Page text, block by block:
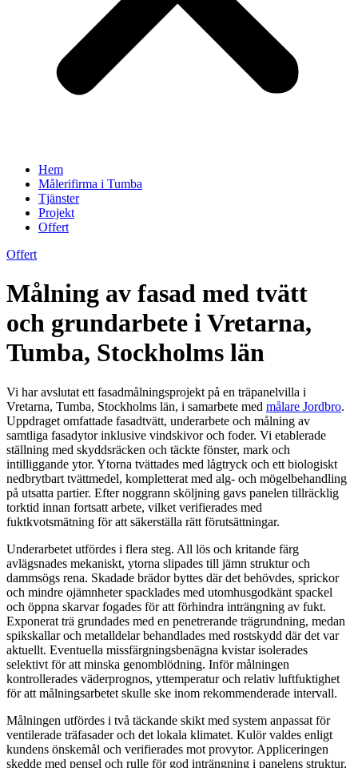
Hem
Målerifirma i Tumba
Tjänster
Projekt
Offert
Offert
Målning av fasad med tvätt
och grundarbete i Vretarna,
Tumba, Stockholms län
Vi har avslutat ett fasadmålningsprojekt på en träpanelvilla i
Vretarna, Tumba, Stockholms län, i samarbete med målare Jordbro.
Uppdraget omfattade fasadtvätt, underarbete och målning av
samtliga fasadytor inklusive vindskivor och foder. Vi etablerade
ställning med skyddsräcken och täckte fönster, mark och
intilliggande ytor. Ytorna tvättades med lågtryck och ett biologiskt
nedbrytbart tvättmedel, kompletterat med alg- och mögelbehandling
på utsatta partier. Efter noggrann sköljning gavs panelen tillräcklig
torktid innan fortsatt arbete, vilket verifierades med
fuktkvotsmätning för att säkerställa rätt förutsättningar.
Underarbetet utfördes i flera steg. All lös och kritande färg
avlägsnades mekaniskt, ytorna slipades till jämn struktur och
dammsögs rena. Skadade brädor byttes där det behövdes, sprickor
och mindre ojämnheter spacklades med utomhusgodkänt spackel
och öppna skarvar fogades för att förhindra inträngning av fukt.
Exponerat trä grundades med en penetrerande trägrundning, medan
spikskallar och metalldelar behandlades med rostskydd där det var
aktuellt. Eventuella missfärgningsbenägna kvistar isolerades
selektivt för att minska genomblödning. Inför målningen
kontrollerades väderprognos, yttemperatur och relativ luftfuktighet
för att målningsarbetet skulle ske inom rekommenderade intervall.
Målningen utfördes i två täckande skikt med system anpassat för
ventilerade träfasader och det lokala klimatet. Kulör valdes enligt
kundens önskemål och verifierades mot provytor. Appliceringen
skedde med pensel och rulle för god inträngning i panelens struktur,